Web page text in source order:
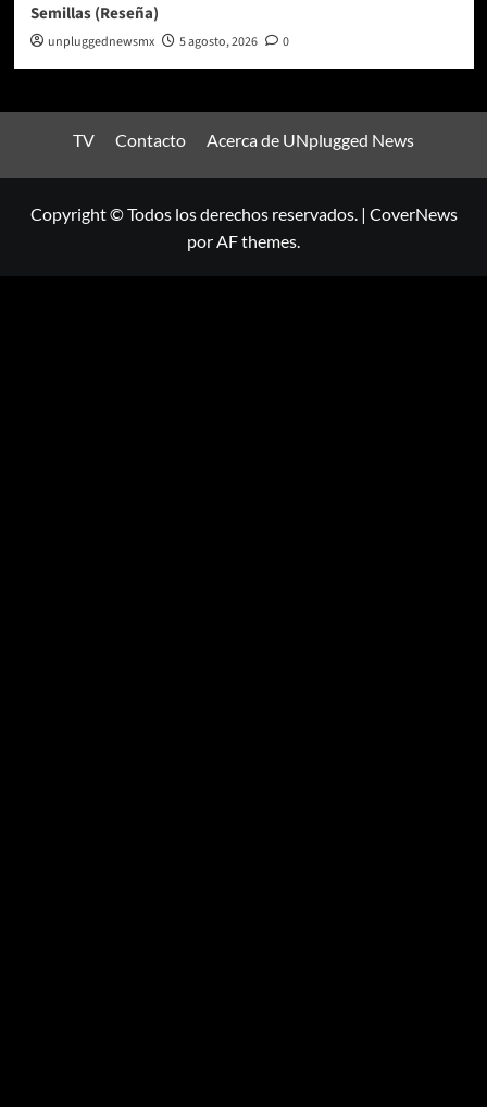
Semillas (Reseña)
unpluggednewsmx 5 agosto, 2026 0
TV Contacto Acerca de UNplugged News
Copyright © Todos los derechos reservados. | CoverNews
por AF themes.